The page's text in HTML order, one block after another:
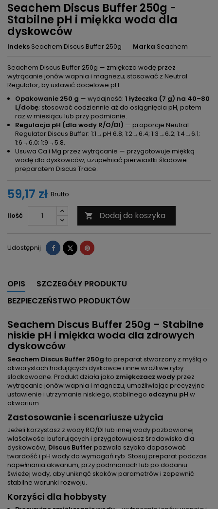
Seachem Discus Buffer 250g -
Stabilne pH i miękka woda dla
dyskowców
Indeks Seachem Discus Buffer 250g Marka Seachem
Seachem Discus Buffer 250g — zmiękcza wodę przez
wytrącanie jonów wapnia i magnezu; stosować z Neutral
Regulator, by ustawić docelowe pH.
Opakowanie 250 g — wydajność: 1 łyżeczka (7 g) na 40–80
L/dobę; stosować codziennie aż do osiągnięcia pH, potem
raz w miesiącu lub przy podmianie.
Regulacja pH (dla wody R/O/DI) — proporcje Neutral
Regulator:Discus Buffer: 1:1→pH 6.8; 1:2→6.4; 1:3→6.2; 1:4→6.1;
1:6→6.0; 1:9→5.8.
Usuwa Ca i Mg przez wytrącanie — przygotowuje miękką
wodę dla dyskowców; uzupełniać pierwiastki śladowe
preparatem Discus Trace.
59,17 zł Brutto
Ilość  Dodaj do koszyka
Udostępnij Udostępnij
TweetujPinterest
OPIS
SZCZEGÓŁY PRODUKTU
BEZPIECZEŃSTWO PRODUKTÓW
Seachem Discus Buffer 250g – Stabilne
niskie pH i miękka woda dla zdrowych
dyskowców
Seachem Discus Buffer 250g to preparat stworzony z myślą o
akwarystach hodujących dyskowce i inne wrażliwe ryby
słodkowodne. Produkt działa jako zmiękczacz wodyprzez
wytrącanie jonów wapnia i magnezu, umożliwiając precyzyjne
ustawienie i utrzymanie niskiego, stabilnego odczynu pH w
akwarium.
Zastosowanie i scenariusze użycia
Jeżeli korzystasz z wody RO/DI lub innej wody pozbawionej
właściwości buforujących i przygotowujesz środowisko dla
dyskowców, Discus Buffer pozwala szybko dopasować
twardość i pH wody do wymagań ryb. Stosuj preparat podczas
napełniania akwarium, przy podmianach lub po dodaniu
świeżej wody, aby uniknąć skoków parametrów i zapewnić
stabilne warunki rozwoju.
Korzyści dla hobbysty